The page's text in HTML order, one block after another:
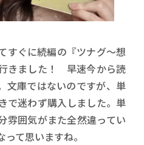
すぐに続編の『ツナグ～想
きました！ 早速今から読
文庫ではないのですが、単
で迷わず購入しました。単
雰囲気がまた全然違ってい
て思いますね。